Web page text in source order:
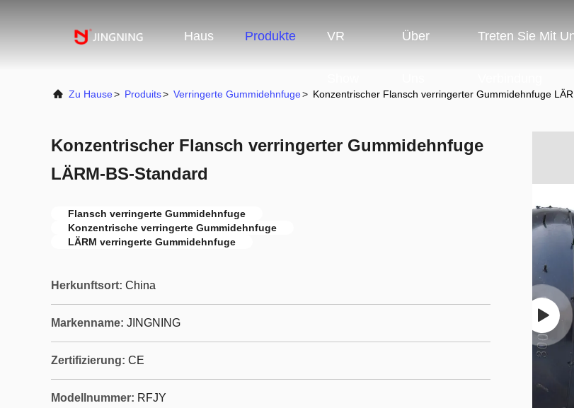
Haus Produkte VR Über Treten Sie Mit
Zu Hause> Produits> Verringerte Gummidehnfuge> Konzentrischer Flansch verringerter Gummidehnfuge
Konzentrischer Flansch verringerter Gummidehnfuge
LÄRM-BS-Standard
Flansch verringerte Gummidehnfuge
Konzentrische verringerte Gummidehnfuge
LÄRM verringerte Gummidehnfuge
Herkunftsort: China
Markenname: JINGNING
Zertifizierung: CE
Modellnummer: RFJY